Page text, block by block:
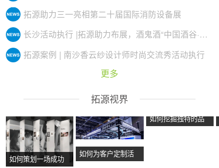
拓源助力三一亮相第二十届国际消防设备展
长沙活动执行 |拓源助力布展，酒鬼酒“中国酒谷·湘西影像艺术展”落地
拓源案例 | 南沙香云纱设计师时尚交流秀活动执行
更多
拓源视界
如何策划一场成功
如何为客户定制活
如何挖掘独特的品